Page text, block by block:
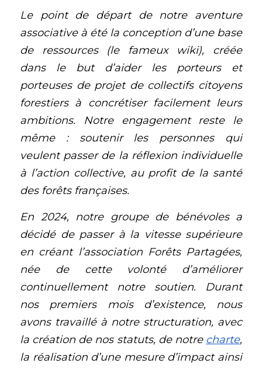
Le point de départ de notre aventure
associative à été la conception d’une base
de ressources (le fameux wiki), créée
dans le but d’aider les porteurs et
porteuses de projet de collectifs citoyens
forestiers à concrétiser facilement leurs
ambitions. Notre engagement reste le
même : soutenir les personnes qui
veulent passer de la réflexion individuelle
à l’action collective, au profit de la santé
des forêts françaises.
En 2024, notre groupe de bénévoles a
décidé de passer à la vitesse supérieure
en créant l’association Forêts Partagées,
née de cette volonté d’améliorer
continuellement notre soutien. Durant
nos premiers mois d’existence, nous
avons travaillé à notre structuration, avec
la création de nos statuts, de notre charte,
la réalisation d’une mesure d’impact ainsi